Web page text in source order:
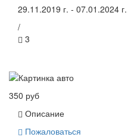
29.11.2019 г. - 07.01.2024 г.
/
3
350 руб
Описание
Пожаловаться